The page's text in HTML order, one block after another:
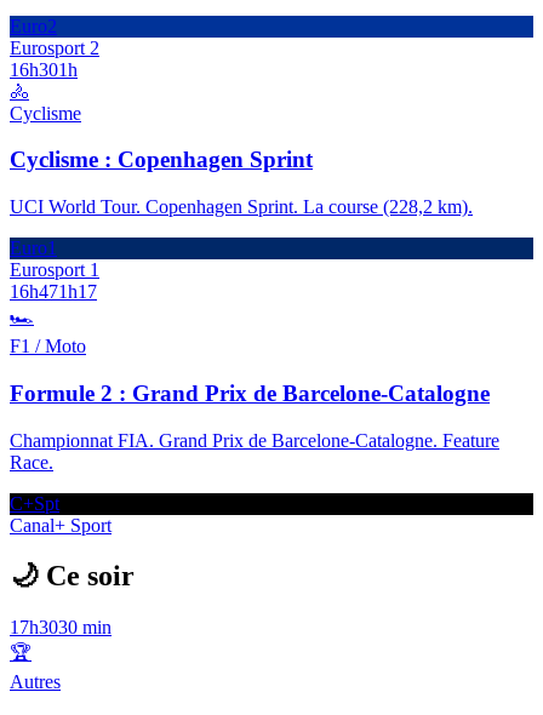
Euro2
Eurosport 2
16h301h
🚴
Cyclisme
Cyclisme : Copenhagen Sprint
UCI World Tour. Copenhagen Sprint. La course (228,2 km).
Euro1
Eurosport 1
16h471h17
🏎️
F1 / Moto
Formule 2 : Grand Prix de Barcelone-Catalogne
Championnat FIA. Grand Prix de Barcelone-Catalogne. Feature
Race.
C+Spt
Canal+ Sport
🌙 Ce soir
17h3030 min
🏆
Autres